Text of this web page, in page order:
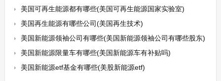
美国可再生能源都有哪些(美国可再生能源国家实验室)
美国再生能源有哪些公司(美国再生技术)
美国新能源领袖公司有哪些(美国新能源领袖公司有哪些股东)
美国新能源限量车有哪些(美国新能源车有补贴吗)
美国新能源etf基金有哪些(美股新能源etf)